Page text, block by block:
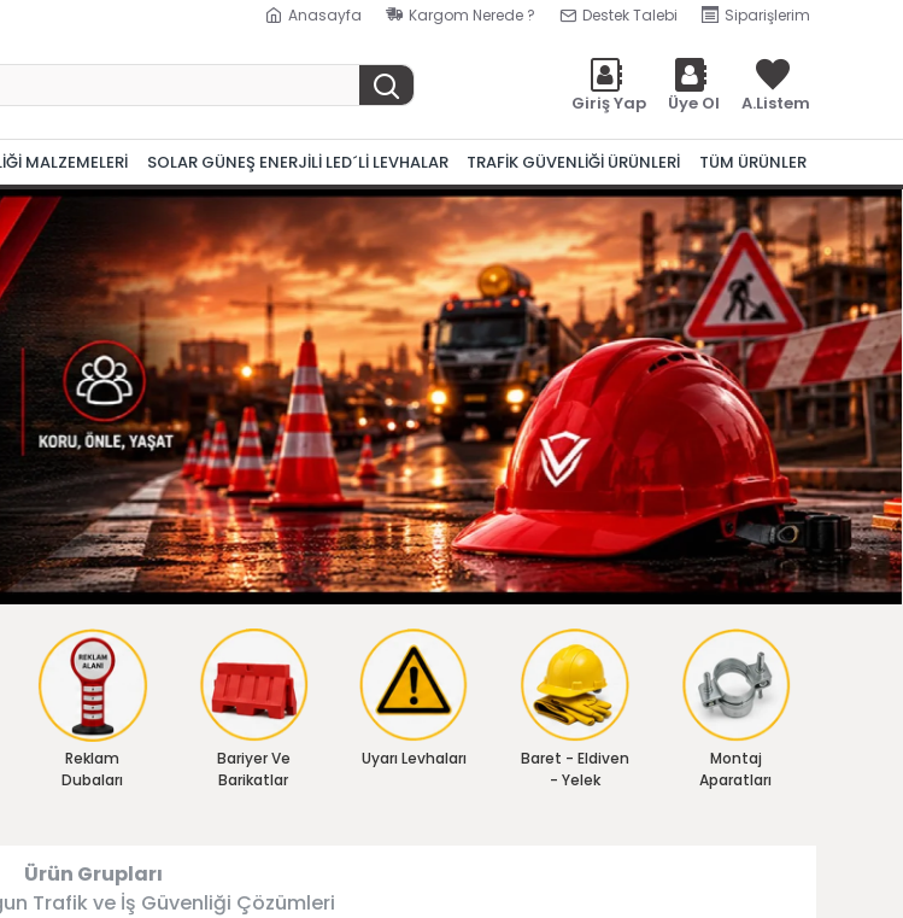
Anasayfa Kargom Nerede ? Destek Talebi Siparişlerim
Giriş Yap Üye Ol A.Listem
MALZEMELERİ SOLAR GÜNEŞ ENERJİLİ LED´Lİ LEVHALAR TRAFİK GÜVENLİĞİ ÜRÜNLERİ TÜM ÜRÜNLER
Reklam
Dubaları
Bariyer Ve
Barikatlar
Uyarı Levhaları
Baret - Eldiven
- Yelek
Montaj
Aparatları
Ürün Grupları
Trafik ve İş Güvenliği Çözümleri